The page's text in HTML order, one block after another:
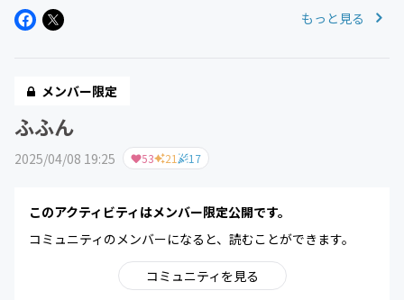
もっと見る
メンバー限定
ふふん
2025/04/08 19:25 53 21 17
このアクティビティはメンバー限定公開です。
コミュニティのメンバーになると、読むことができます。
コミュニティを見る